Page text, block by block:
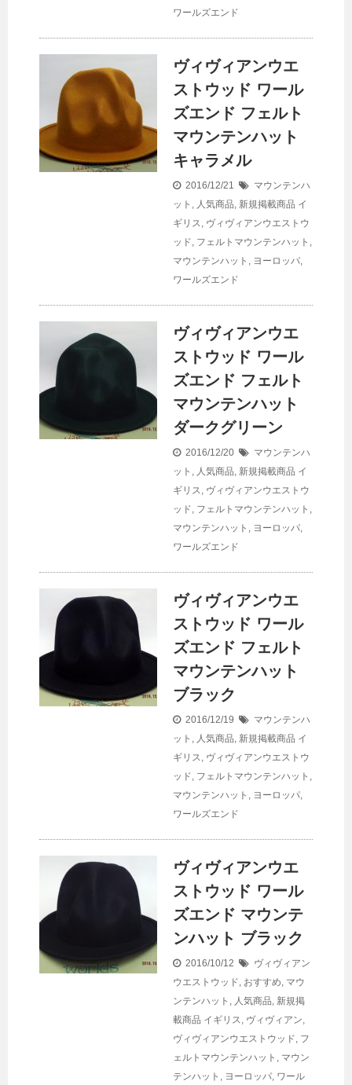
ワールズエンド
ヴィヴィアンウエ
ストウッド ワール
ズエンド フェルト
マウンテンハット
キャラメル
2016/12/21
マウンテンハ
ット , 人気商品, 新規掲載商品 イ
ギリス, ヴィヴィアンウエストウ
ッド, フェルトマウンテンハット ,
マウンテンハット , ヨーロッパ,
ワールズエンド
ヴィヴィアンウエ
ストウッド ワール
ズエンド フェルト
マウンテンハット
ダークグリーン
2016/12/20
マウンテンハ
ット , 人気商品, 新規掲載商品 イ
ギリス, ヴィヴィアンウエストウ
ッド, フェルトマウンテンハット ,
マウンテンハット , ヨーロッパ,
ワールズエンド
ヴィヴィアンウエ
ストウッド ワール
ズエンド フェルト
マウンテンハット
ブラック
2016/12/19
マウンテンハ
ット , 人気商品, 新規掲載商品 イ
ギリス, ヴィヴィアンウエストウ
ッド, フェルトマウンテンハット ,
マウンテンハット , ヨーロッパ,
ワールズエンド
ヴィヴィアンウエ
ストウッド ワール
ズエンド マウンテ
ンハット ブラック
2016/10/12
ヴィヴィアン
ウエストウッド, おすすめ, マウ
ンテンハット , 人気商品, 新規掲
載商品 イギリス, ヴィヴィアン,
ヴィヴィアンウエストウッド, フ
ェルトマウンテンハット , マウン
テンハット , ヨーロッパ, ワール